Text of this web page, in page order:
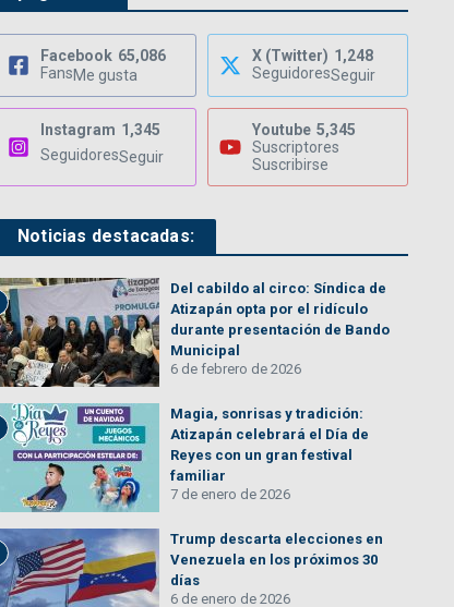
Facebook 65,086
FansMe gusta
X (Twitter) 1,248
SeguidoresSeguir
Instagram 1,345
SeguidoresSeguir
Youtube 5,345
Suscriptores
Suscribirse
Noticias destacadas:
Del cabildo al circo: Síndica de
Atizapán opta por el ridículo
durante presentación de Bando
Municipal
6 de febrero de 2026
Magia, sonrisas y tradición:
Atizapán celebrará el Día de
Reyes con un gran festival
familiar
7 de enero de 2026
Trump descarta elecciones en
Venezuela en los próximos 30
días
6 de enero de 2026